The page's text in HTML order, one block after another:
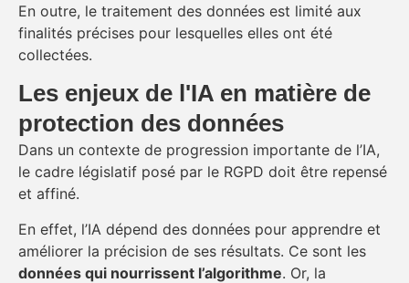
En outre, le traitement des données est limité aux
finalités précises pour lesquelles elles ont été
collectées.
Les enjeux de l'IA en matière de
protection des données
Dans un contexte de progression importante de l’IA,
le cadre législatif posé par le RGPD doit être repensé
et affiné.
En effet, l’IA dépend des données pour apprendre et
améliorer la précision de ses résultats. Ce sont les
données qui nourrissent l’algorithme. Or, la